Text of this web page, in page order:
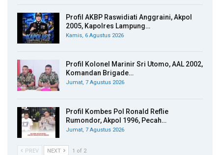
Profil AKBP Raswidiati Anggraini, Akpol
2005, Kapolres Lampung…
Kamis, 6 Agustus 2026
Profil Kolonel Marinir Sri Utomo, AAL 2002,
Komandan Brigade…
Jumat, 7 Agustus 2026
Profil Kombes Pol Ronald Reflie
Rumondor, Akpol 1996, Pecah…
Jumat, 7 Agustus 2026
PREV NEXT 1 of 2